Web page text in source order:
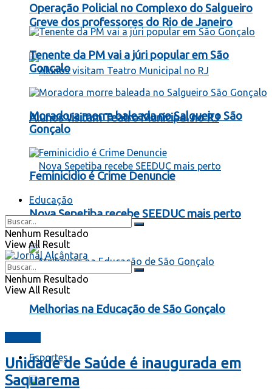
Greve dos professores do Rio de Janeiro
Alunos visitam Teatro Municipal no RJ
Nova Sepetiba recebe SEEDUC mais perto
Melhorias na Educação de São Gonçalo
Esportes
Operação Policial no Complexo do Salgueiro
Tenente da PM vai a júri popular em São
Gonçalo
Moradora morre baleada no Salgueiro São
Gonçalo
Feminicidio é Crime Denuncie
Educação
Nenhum Resultado
View All Result
Nenhum Resultado
View All Result
Unidade de Saúde é inaugurada em
Saquarema